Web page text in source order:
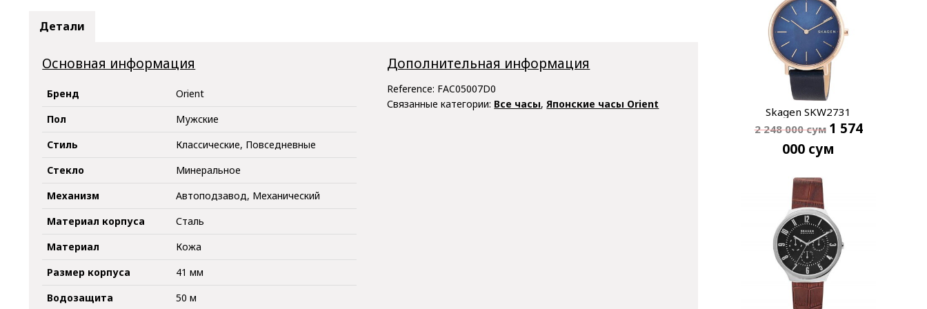
Детали
Основная информация
Бренд
Orient
Пол
Мужские
Стиль
Классические, Повседневные
Стекло
Минеральное
Механизм
Автоподзавод, Механический
Материал корпуса
Сталь
Материал
Кожа
Размер корпуса
41 мм
Водозащита
50 м
Дополнительная информация
Reference: FAC05007D0
Связанные категории: Все часы, Японские часы Orient
Skagen SKW2731
2 248 000сум 1 574
000 сум